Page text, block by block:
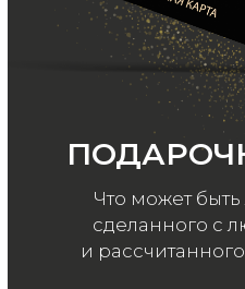
ООО «МИР КАШЕМИРА» © 2023
Все права защищены.
конфиденциальности